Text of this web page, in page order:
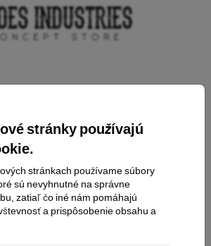
stránky používajú
stránkach používame súbory
sú nevyhnutné na správne
zatiaľ čo iné nám pomáhajú
a prispôsobenie obsahu a